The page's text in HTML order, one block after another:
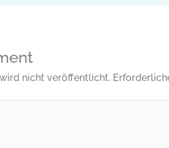
nicht veröffentlicht.